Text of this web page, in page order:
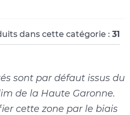
dans cette catégorie : 31
sont par défaut issus du
de la Haute Garonne.
cette zone par le biais